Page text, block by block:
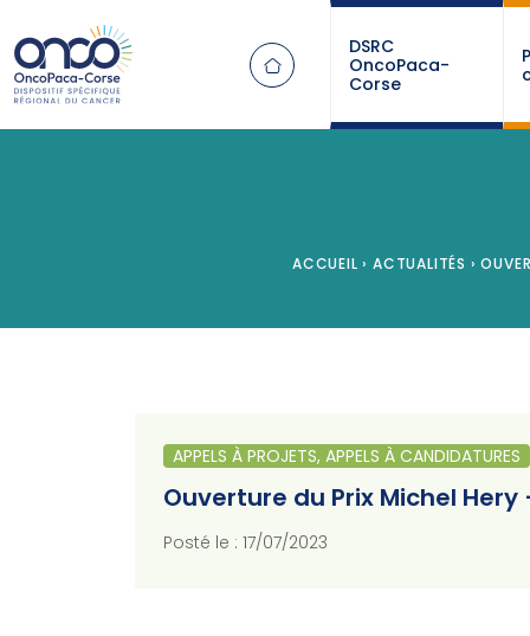
DSRC
OncoPaca-
Corse
ACCUEIL › ACTUALITÉS ›
APPELS À PROJETS, APPELS À CANDIDATURES
Ouverture du Prix Michel
Posté le : 17/07/2023